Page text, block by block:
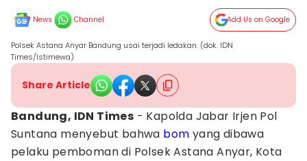
News Channel Add Us on Google
Polsek Astana Anyar Bandung usai terjadi ledakan. (dok. IDN
Times/Istimewa)
Share Article
Bandung, IDN Times - Kapolda Jabar Irjen Pol
Suntana menyebut bahwa bom yang dibawa
pelaku pemboman di Polsek Astana Anyar, Kota